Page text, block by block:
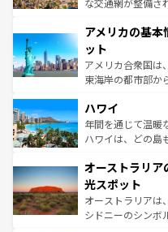
ンツ一覧を参照し
な交通網が整備さ
の建物がそのまま
博物館もあり、ア
ことができる。国
者向けの交通パス
着のスイス情報は
アメリカの基
ット
アメリカ合衆国は
東海岸の都市部か
のような巨大都市
ンメントが詰まっ
西部には大自然が
部のニューオーリ
文化が魅力。旅行
しみながら、その
るだろう。車での
ハワイ
年間を通じて温暖
ハワイは、どの島
ワイ島は見逃せな
島だが、静かな自
おすすめ。エメラ
文化や歴史が息づ
オーストラリ
光スポット
オーストラリアは
シドニーのシンボ